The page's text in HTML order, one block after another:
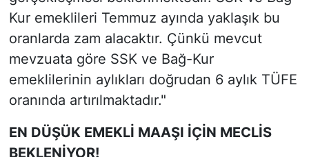
Kur emeklileri Temmuz ayında yaklaşık bu
oranlarda zam alacaktır. Çünkü mevcut
mevzuata göre SSK ve Bağ-Kur
emeklilerinin aylıkları doğrudan 6 aylık TÜFE
oranında artırılmaktadır."
EN DÜŞÜK EMEKLİ MAAŞI İÇİN MECLİS
BEKLENİYOR!